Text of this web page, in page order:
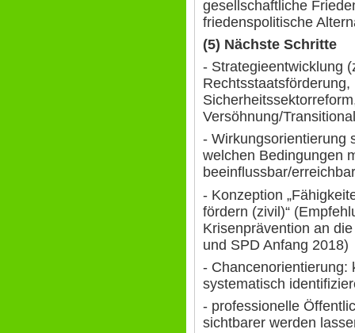
gesellschaftliche
friedenspolitische
(5) Nächste Schritte
- Strategieentwicklung
Versöhnung/
- Wirkungsorientierung
welchen Bedingungen
beeinflussbar/
- Konzeption
fördern (zivil)“
Krisenprävention an
und SPD Anfang 2018)
- Chancenorientierung:
systematisch
- professionelle
sichtbarer werden